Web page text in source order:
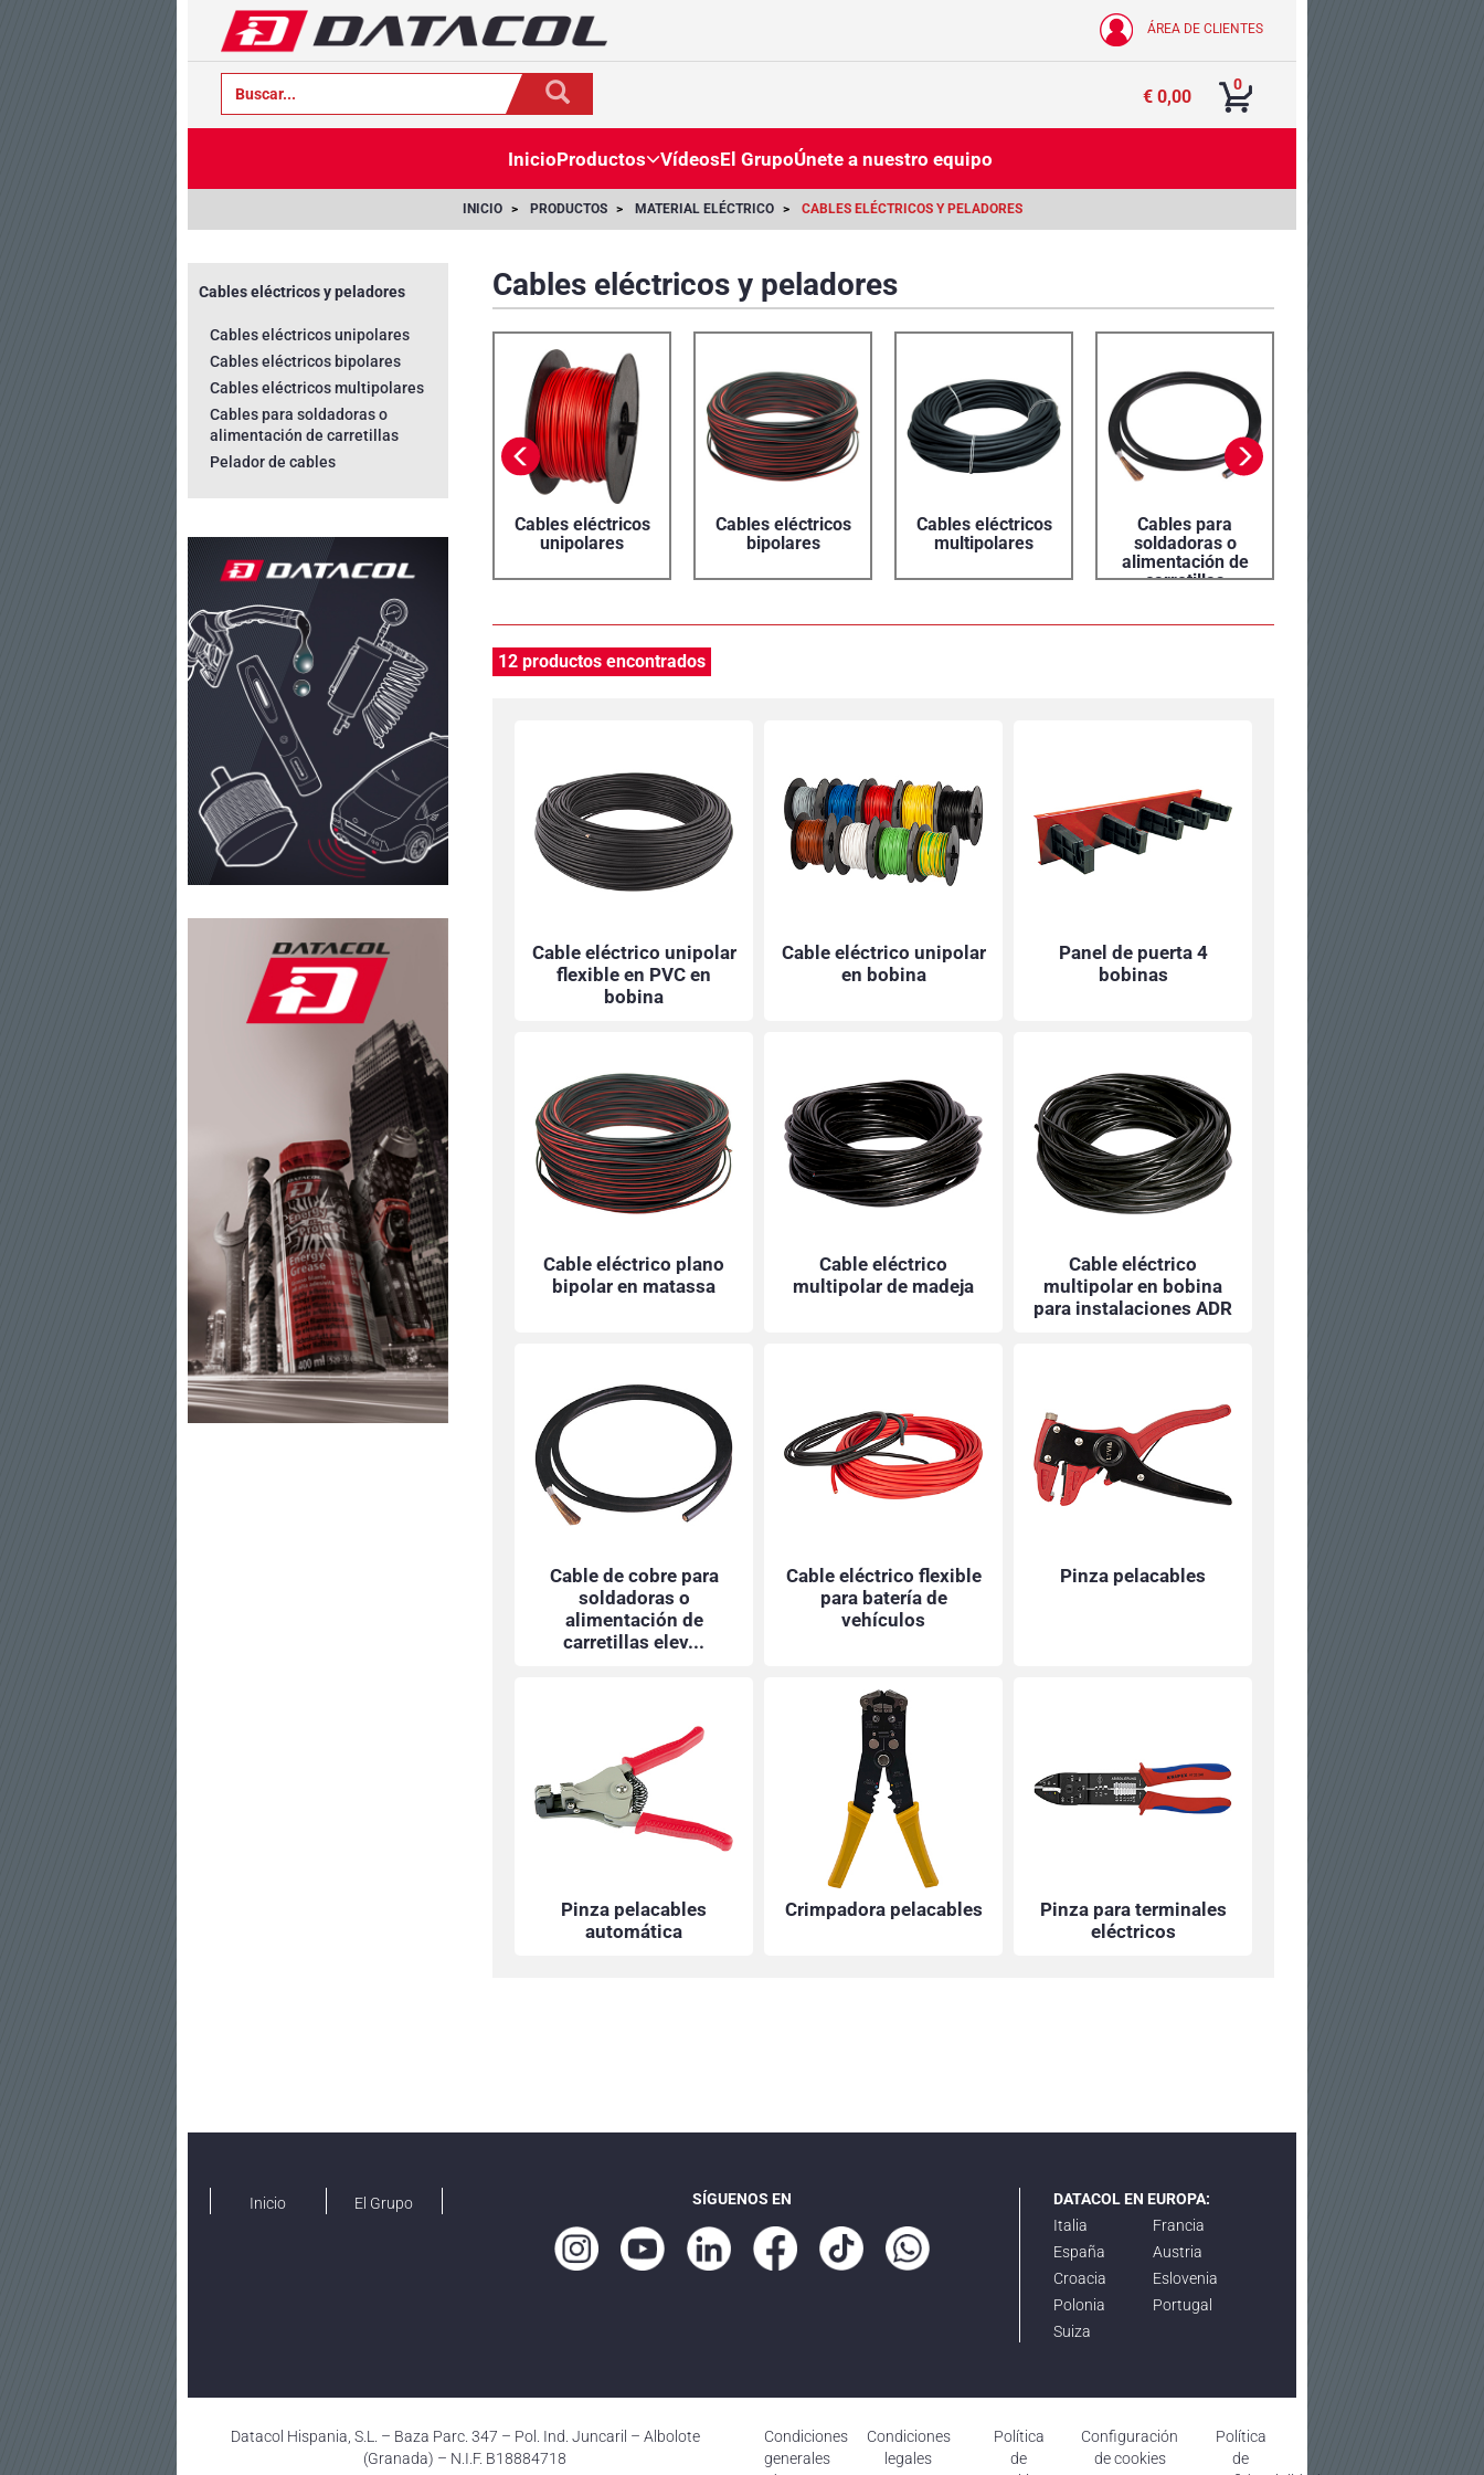
text.skipToContent
text.skipToNavigation
ÁREA DE CLIENTES
0
€ 0,00
InicioProductos VídeosEl GrupoÚnete a nuestro equipo
INICIO PRODUCTOS MATERIAL ELÉCTRICO CABLES ELÉCTRICOS Y PELADORES
Cables eléctricos y peladores
Cables eléctricos unipolares
Cables eléctricos bipolares
Cables eléctricos multipolares
Cables para soldadoras o
alimentación de carretillas
Pelador de cables
Cables eléctricos y peladores
Cables eléctricos
unipolares
Cables eléctricos
bipolares
Cables eléctricos
multipolares
Cables para
soldadoras o
alimentación de
carretillas
12 productos encontrados
Cable eléctrico unipolar
flexible en PVC en
bobina
Cable eléctrico unipolar
en bobina
Panel de puerta 4
bobinas
Cable eléctrico plano
bipolar en matassa
Cable eléctrico
multipolar de madeja
Cable eléctrico
multipolar en bobina
para instalaciones ADR
Cable de cobre para
soldadoras o
alimentación de
carretillas elev...
Cable eléctrico flexible
para batería de
vehículos
Pinza pelacables
Pinza pelacables
automática
Crimpadora pelacables
Pinza para terminales
eléctricos
Inicio El Grupo SÍGUENOS EN
DATACOL EN EUROPA:
Italia
Francia
España
Austria
Croacia
Eslovenia
Polonia
Portugal
Suiza
Datacol Hispania, S.L. – Baza Parc. 347 – Pol. Ind. Juncaril – Albolote
(Granada) – N.I.F. B18884718
Condiciones
generales
Condiciones
legales
Política
de
Configuración
de cookies
Política
de